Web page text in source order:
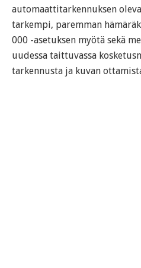
automaattitarkennuksen
tarkempi, paremman
000 -asetuksen myötä sekä
uudessa taittuvassa
tarkennusta ja kuvan